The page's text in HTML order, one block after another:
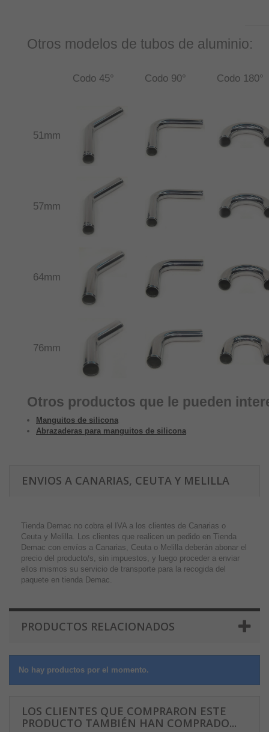
Otros modelos de tubos de aluminio:
Codo 45° Codo 90° Codo 180°
51mm
57mm
64mm
76mm
Otros productos que le pueden
Manguitos de silicona
Abrazaderas para manguitos de silicona
ENVIOS A CANARIAS, CEUTA Y MELILLA
Tienda Demac no cobra el IVA a los clientes de Canarias o
Ceuta y Melilla. Los clientes que realicen un pedido en Tienda
Demac con envíos a Canarias, Ceuta o Melilla deberán abonar el
precio del producto/s, sin impuestos, y luego proceder a enviar
ellos mismos su servicio de transporte para la recogida del
paquete en tienda Demac.
PRODUCTOS RELACIONADOS
No hay productos por el momento.
LOS CLIENTES QUE COMPRARON ESTE
PRODUCTO TAMBIÉN HAN COMPRADO...